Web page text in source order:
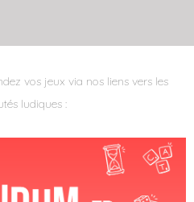
vos jeux via nos liens vers les
ludiques :